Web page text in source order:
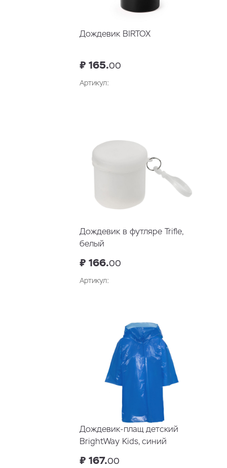
Дождевик BIRTOX
₽ 165.00
Артикул:
Дождевик в футляре Trifle,
белый
₽ 166.00
Артикул:
Дождевик-плащ детский
BrightWay Kids, синий
₽ 167.00